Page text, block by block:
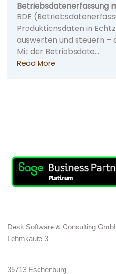
Betriebsdatenerfassung
BDE
Produktionsdaten in
auswerten und steuern –
Mit der Betriebsdate…
Read More
Desk Software & Consulting
Lehmkaute 3
35713 Eschenburg